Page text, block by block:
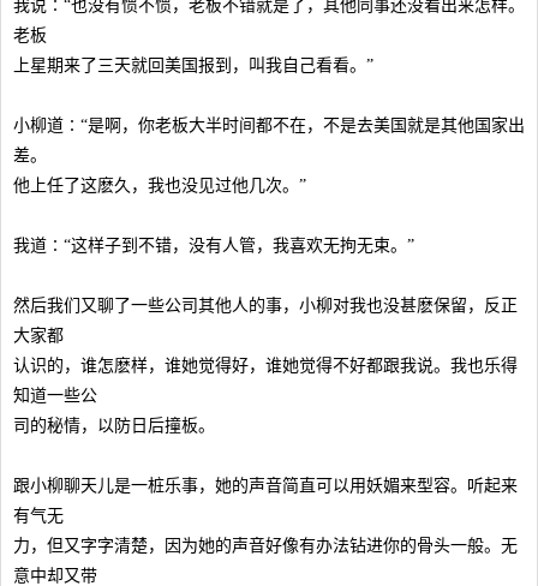
我说∶“也没有惯不惯，老板不错就是了，其他同事还没看出来怎样。
老板
上星期来了三天就回美国报到，叫我自己看看。”
小柳道∶“是啊，你老板大半时间都不在，不是去美国就是其他国家出
差。
他上任了这麽久，我也没见过他几次。”
我道∶“这样子到不错，没有人管，我喜欢无拘无束。”
然后我们又聊了一些公司其他人的事，小柳对我也没甚麽保留，反正
大家都
认识的，谁怎麽样，谁她觉得好，谁她觉得不好都跟我说。我也乐得
知道一些公
司的秘情，以防日后撞板。
跟小柳聊天儿是一桩乐事，她的声音简直可以用妖媚来型容。听起来
有气无
力，但又字字清楚，因为她的声音好像有办法钻进你的骨头一般。无
意中却又带